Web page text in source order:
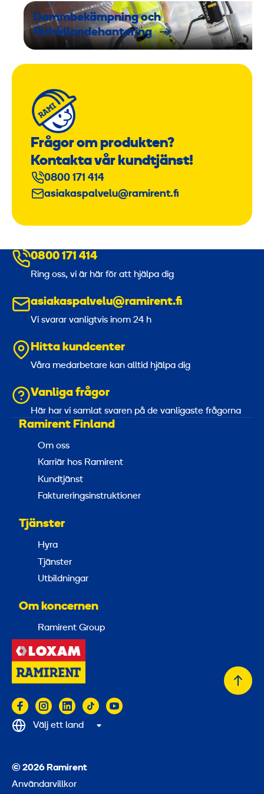
Dammbekämpning och
förhållandehantering
Frågor om produkten?
Kontakta vår kundtjänst!
0800 171 414
asiakaspalvelu@ramirent.fi
0800 171 414
Ring oss, vi är här för att hjälpa dig
asiakaspalvelu@ramirent.fi
Vi svarar vanligtvis inom 24 h
Hitta kundcenter
Våra medarbetare kan alltid hjälpa dig
Vanliga frågor
Här har vi samlat svaren på de vanligaste frågorna
Ramirent Finland
Om oss
Karriär hos Ramirent
Kundtjänst
Faktureringsinstruktioner
Tjänster
Hyra
Tjänster
Utbildningar
Om koncernen
Ramirent Group
© 2026 Ramirent
Användarvillkor
Välj ett land